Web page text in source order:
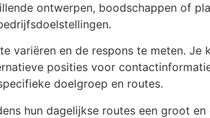
ontwerpen, boodschappen of
te variëren en de respons te meten. Je
posities voor
doelgroep en routes.
hun dagelijkse routes een groot